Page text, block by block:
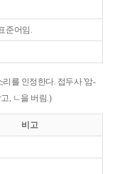
준어임.
를 인정한다. 접두사 '암-
, ㄴ을 버림.)
비고